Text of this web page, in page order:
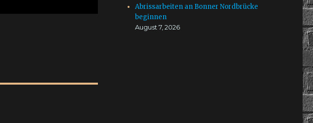
Abrissarbeiten an Bonner Nordbrücke
beginnen
August 7, 2026